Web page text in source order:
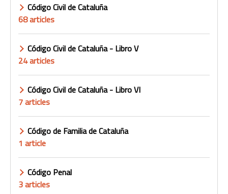
Código Civil de Cataluña
68 articles
Código Civil de Cataluña - Libro V
24 articles
Código Civil de Cataluña - Libro VI
7 articles
Código de Familia de Cataluña
1 article
Código Penal
3 articles